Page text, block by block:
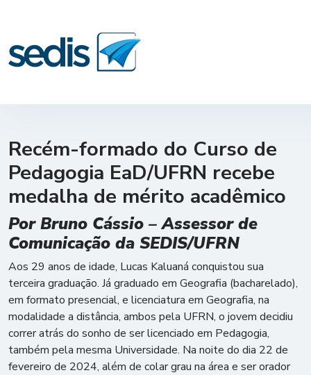
Recém-formado do Curso de
Pedagogia EaD/UFRN recebe
medalha de mérito acadêmico
Por Bruno Cássio – Assessor de
Comunicação da SEDIS/UFRN
Aos 29 anos de idade, Lucas Kaluaná conquistou sua
terceira graduação. Já graduado em Geografia (bacharelado),
em formato presencial, e licenciatura em Geografia, na
modalidade a distância, ambos pela UFRN, o jovem decidiu
correr atrás do sonho de ser licenciado em Pedagogia,
também pela mesma Universidade. Na noite do dia 22 de
fevereiro de 2024, além de colar grau na área e ser orador